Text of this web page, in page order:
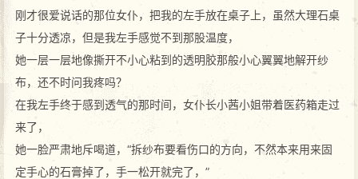
刚才很爱说话的那位女仆，把我的左手放在桌子上，虽然大理石桌
子十分透凉，但是我左手感觉不到那股温度，
她一层一层地像撕开不小心粘到的透明胶那般小心翼翼地解开纱
布，还不时问我疼吗？
在我左手终于感到透气的那时间，女仆长小茜小姐带着医药箱走过
来了，
她一脸严肃地斥喝道，“拆纱布要看伤口的方向，不然本来用来固
定手心的石膏掉了，手一松开就完了，”